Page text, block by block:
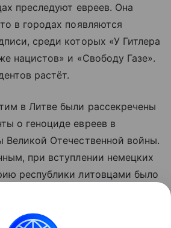
преследуют евреев. Она
в городах появляются
среди которых «У Гитлера
нацистов» и «Свободу Газе».
растёт.
в Литве были рассекречены
о геноциде евреев в
Великой Отечественной войны.
при вступлении немецких
республики литовцами было